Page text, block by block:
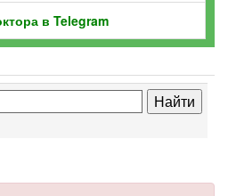
в Telegram